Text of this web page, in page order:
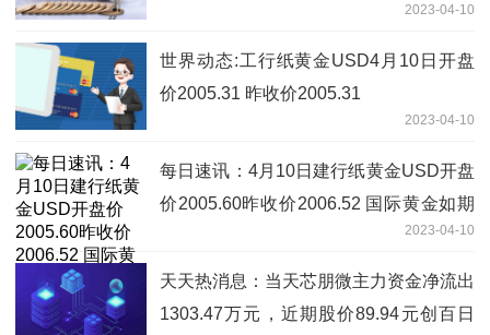
2023-04-10
世界动态:工行纸黄金USD4月10日开盘
价2005.31 昨收价2005.31
2023-04-10
每日速讯：4月10日建行纸黄金USD开盘
价2005.60昨收价2006.52 国际黄金如期
2023-04-10
天天热消息：当天芯朋微主力资金净流出
1303.47万元，近期股价89.94元创百日